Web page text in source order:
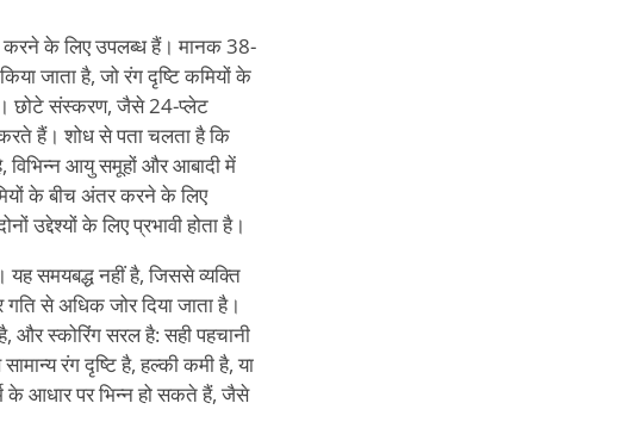
करने के लिए उपलब्ध हैं। मानक 38-
जाता है, जो रंग दृष्टि कमियों के
छोटे संस्करण, जैसे 24-प्लेट
करते हैं। शोध से पता चलता है कि
विभिन्न आयु समूहों और आबादी में
के बीच अंतर करने के लिए
उद्देश्यों के लिए प्रभावी होता है।
समयबद्ध नहीं है, जिससे व्यक्ति
से अधिक जोर दिया जाता है।
और स्कोरिंग सरल है: सही पहचानी
रंग दृष्टि है, हल्की कमी है, या
के आधार पर भिन्न हो सकते हैं, जैसे